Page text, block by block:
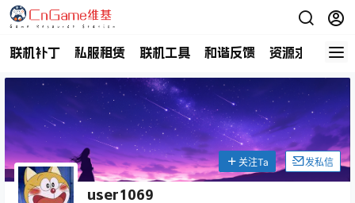
联机补丁 私服租赁 联机工具 和谐反馈 资源求助 商
user1069
关注Ta 发私信